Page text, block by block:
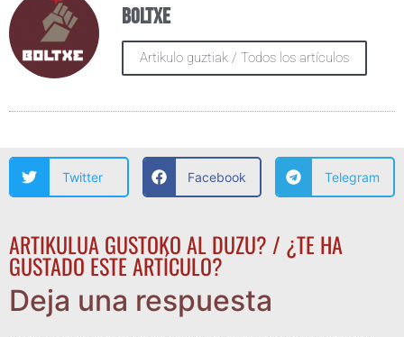
Boltxe
Artikulo guztiak / Todos los artículos
Twitter Facebook Telegram
ARTIKULUA GUSTOKO AL DUZU? / ¿TE HA
GUSTADO ESTE ARTÍCULO?
Deja una respuesta